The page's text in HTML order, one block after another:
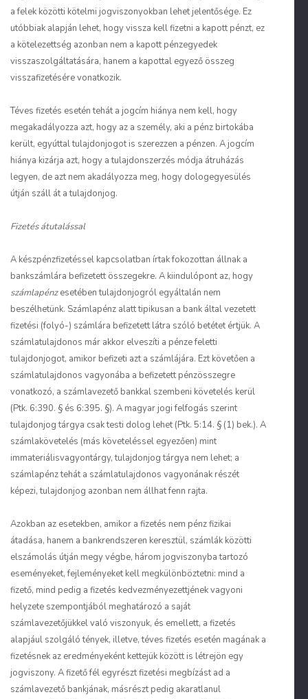
a felek közötti kötelmi jogviszonyokban lehet jelentősége. Ez
utóbbiak alapján lehet, hogy vissza kell fizetni a kapott pénzt, ez
a kötelezettség azonban nem a kapott pénzegyedek
visszaszolgáltatására, hanem a kapottal egyező összeg
visszafizetésére vonatkozik.
Téves fizetés esetén tehát a jogcím hiánya nem kell, hogy
megakadályozza azt, hogy az a személy, aki a pénz birtokába
került, egyúttal tulajdonjogot is szerezzen a pénzen. A jogcím
hiánya kizárja azt, hogy a tulajdonszerzés módja átruházás
legyen, de azt nem akadályozza meg, hogy dologegyesülés
útján száll át a tulajdonjog.
Fizetés átutalással
A készpénzfizetéssel kapcsolatban írtak fokozottan állnak a
bankszámlára befizetett összegekre. A kiindulópont az, hogy
számlapénzesetében tulajdonjogról egyáltalán nem
beszélhetünk. Számlapénz alatt tipikusan a bank által vezetett
fizetési (folyó-) számlára befizetett látra szóló betétet értjük. A
számlatulajdonos már akkor elveszíti a pénze feletti
tulajdonjogot, amikor befizeti azt a számlájára. Ezt követően a
számlatulajdonos vagyonába a befizetett pénzösszegre
vonatkozó, a számlavezető bankkal szembeni követelés kerül
(Ptk. 6:390. § és 6:395. §). A magyar jogi felfogás szerint
tulajdonjog tárgya csak testi dolog lehet (Ptk. 5:14. § (1) bek.). A
számlakövetelés (más követeléssel egyezően) mint
immateriálisvagyontárgy, tulajdonjog tárgya nem lehet; a
számlapénz tehát a számlatulajdonos vagyonának részét
képezi, tulajdonjog azonban nem állhat fenn rajta.
Azokban az esetekben, amikor a fizetés nem pénz fizikai
átadása, hanem a bankrendszeren keresztül, számlák közötti
elszámolás útján megy végbe, három jogviszonyba tartozó
eseményeket, fejleményeket kell megkülönböztetni: mind a
fizető, mind pedig a fizetés kedvezményezettjének vagyoni
helyzete szempontjából meghatározó a saját
számlavezetőjükkel való viszonyuk, és emellett, a fizetés
alapjául szolgáló tények, illetve, téves fizetés esetén magának a
fizetésnek az eredményeként kettejük között is létrejön egy
jogviszony. A fizető fél egyrészt fizetési megbízást ad a
számlavezető bankjának, másrészt pedig akaratlanul